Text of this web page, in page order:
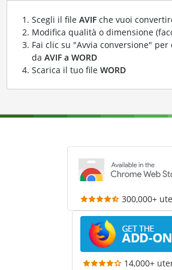
Scegli il file AVIFche vuoi
Modifica qualità o dimensione
Fai clic su "Avvia conversione"
da AVIF a WORD
Scarica il tuo file WORD
300,000+
14,000+